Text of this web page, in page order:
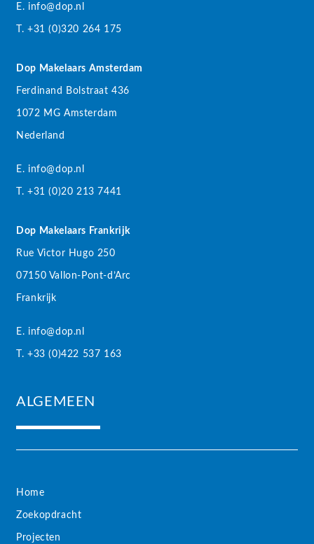
E. info@dop.nl
T. +31 (0)320 264 175
Dop Makelaars Amsterdam
Ferdinand Bolstraat 436
1072 MG Amsterdam
Nederland
E. info@dop.nl
T. +31 (0)20 213 7441
Dop Makelaars Frankrijk
Rue Victor Hugo 250
07150 Vallon-Pont-d’Arc
Frankrijk
E. info@dop.nl
T. +33 (0)422 537 163
ALGEMEEN
Home
Zoekopdracht
Projecten